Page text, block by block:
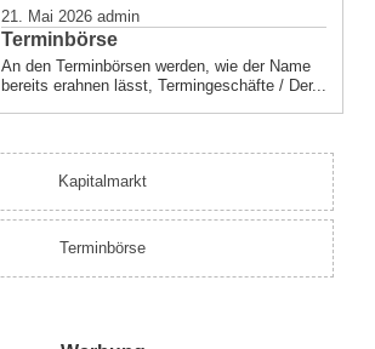
21. Mai 2026 admin
Terminbörse
An den Terminbörsen werden, wie der Name
bereits erahnen lässt, Termingeschäfte / Der...
Kapitalmarkt
Terminbörse